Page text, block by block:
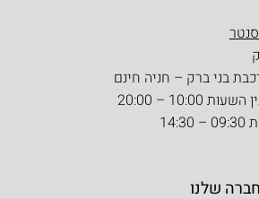
סנטר
בני ברק – חניה חינם
10:00 – 20:00
שלנו